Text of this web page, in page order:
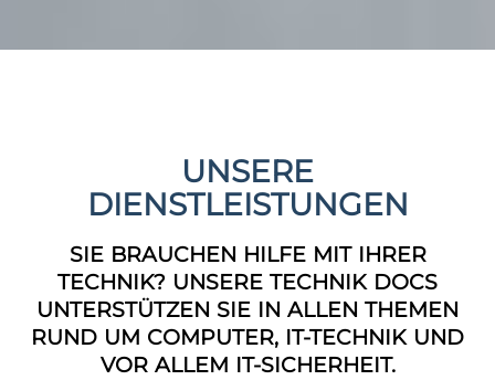
UNSERE
DIENSTLEISTUNGEN
SIE BRAUCHEN HILFE MIT IHRER
TECHNIK? UNSERE TECHNIK DOCS
UNTERSTÜTZEN SIE IN ALLEN THEMEN
RUND UM COMPUTER, IT-TECHNIK UND
VOR ALLEM IT-SICHERHEIT.